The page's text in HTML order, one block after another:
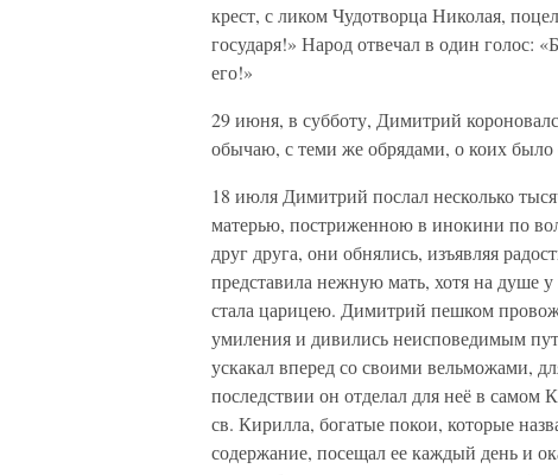
крест, с ликом Чудотворца Николая,
государя!» Народ отвечал в один голос:
его!»
29 июня, в субботу, Димитрий
обычаю, с теми же обрядами, о коих
18 июля Димитрий послал несколько
матерью, постриженною в инокини по
друг друга, они обнялись, изъявляя
представила нежную мать, хотя на душе
стала царицею. Димитрий пешком
умиления и дивились неисповедимым
ускакал вперед со своими вельможами,
последствии он отделал для неё в
св. Кирилла, богатые покои, которые
содержание, посещал ее каждый день и